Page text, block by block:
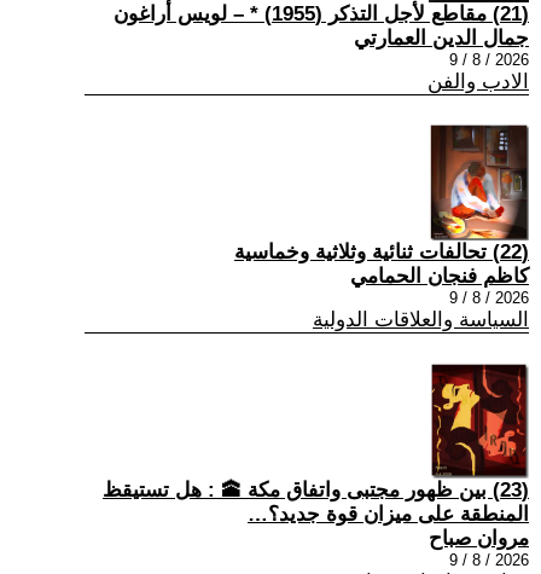
(21) مقاطع لأجل التذكر (1955) * – لويس أراغون
جمال الدين العمارتي
2026 / 8 / 9
الادب والفن
(22) تحالفات ثنائية وثلاثية وخماسية
كاظم فنجان الحمامي
2026 / 8 / 9
السياسة والعلاقات الدولية
(23) بين ظهور مجتبى واتفاق مكة 🕋 : هل تستيقظ
المنطقة على ميزان قوة جديد؟…
مروان صباح
2026 / 8 / 9